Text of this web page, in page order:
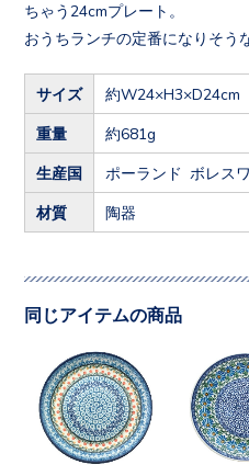
ちゃう24cmプレート。
おうちランチの定番になりそう
サイズ 約W24×H3×D24cm
重量 約681g
生産国 ポーランド ボレス
材質 陶器
同じアイテムの商品